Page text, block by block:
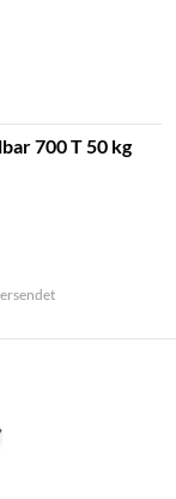
700 T 50 kg